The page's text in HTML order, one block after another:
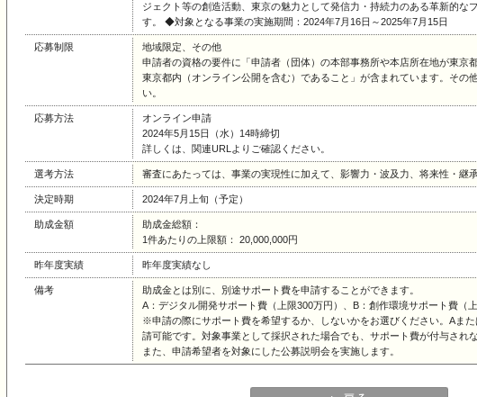
ジェクト等の創造活動、東京の魅力として発信力・持続力のある革新的な
す。 ◆対象となる事業の実施期間：2024年7月16日～2025年7月15日
応募制限
地域限定、その他
申請者の資格の要件に「申請者（団体）の本部事務所や本店所在地が東京
東京都内（オンライン公開を含む）であること」が含まれています。その
い。
応募方法
オンライン申請
2024年5月15日（水）14時締切
詳しくは、関連URLよりご確認ください。
選考方法 審査にあたっては、事業の実現性に加えて、影響力・波及力、将来性・継
決定時期 2024年7月上旬（予定）
助成金額
助成金総額：
1件あたりの上限額： 20,000,000円
昨年度実績 昨年度実績なし
備考
助成金とは別に、別途サポート費を申請することができます。
A：デジタル開発サポート費（上限300万円）、B：創作環境サポート費（上
※申請の際にサポート費を希望するか、しないかをお選びください。Aま
請可能です。対象事業として採択された場合でも、サポート費が付与され
また、申請希望者を対象にした公募説明会を実施します。